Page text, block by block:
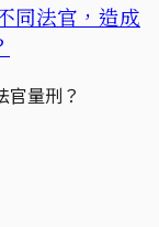
同法官，造成
官量刑？